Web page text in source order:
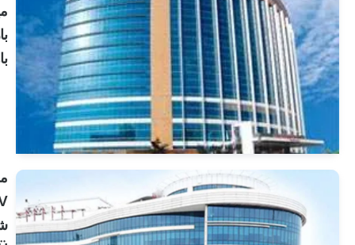
بارك
باهجيليفلر
انظر
الملف
الشخصي
مستشفى
LIV بهجة
شهير